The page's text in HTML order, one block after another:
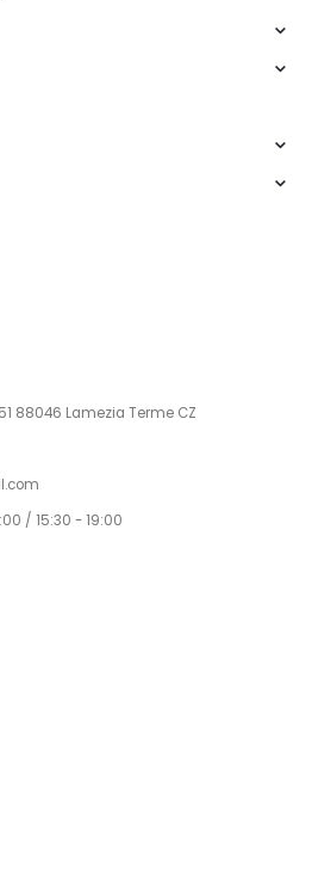
88046 Lamezia Terme CZ
/ 15:30 - 19:00